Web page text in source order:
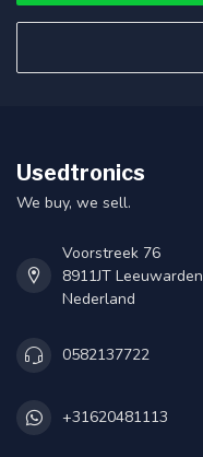
Usedtronics
We buy, we sell.
Voorstreek 76
8911JT Leeuwarden
Nederland
0582137722
+31620481113